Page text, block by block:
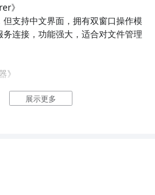
》
但支持中文界面，拥有双窗口操作模
连接，功能强大，适合对文件管理
》
、批量操作、APK安装包识别等功
体播放、文档预览、云存储接入
展示更多